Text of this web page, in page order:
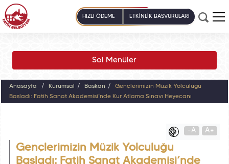
HIZLI ÖDEME ETKİNLİK BAŞVURULARI
Sol Menüler
Anasayfa Kurumsal Başkan
Gençlerimizin Müzik Yolculuğu
Başladı: Fatih Sanat Akademisi’nde Kur Atlama Sınavı Heyecanı
-A A+
Gençlerimizin Müzik Yolculuğu
Başladı: Fatih Sanat Akademisi’nde